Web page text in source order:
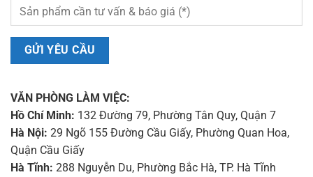
VĂN PHÒNG LÀM VIỆC:
Hồ Chí Minh: 132 Đường 79, Phường Tân Quy, Quận 7
Hà Nội: 29 Ngõ 155 Đường Cầu Giấy, Phường Quan Hoa,
Quận Cầu Giấy
Hà Tĩnh: 288 Nguyễn Du, Phường Bắc Hà, TP. Hà Tĩnh